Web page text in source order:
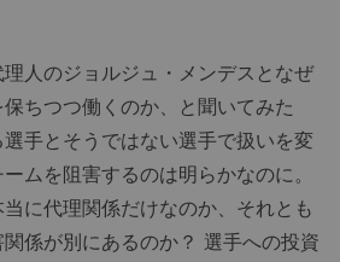
理人のジョルジュ・メンデスとなぜ
ちつつ働くのか、と聞いてみた
手とそうではない選手で扱いを変
ムを阻害するのは明らかなのに。
に代理関係だけなのか、それとも
係が別にあるのか？ 選手への投資